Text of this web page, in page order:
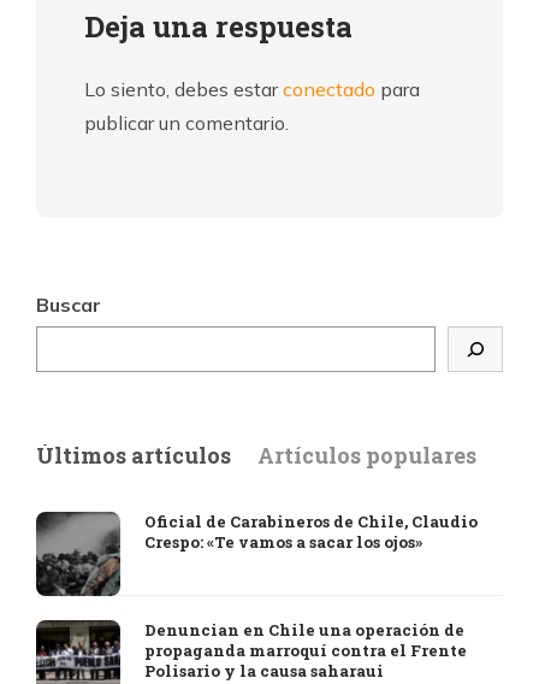
Deja una respuesta
Lo siento, debes estarconectado para
publicar un comentario.
Buscar
Últimos artículos Artículos populares
Oficial de Carabineros de Chile, Claudio
Crespo: «Te vamos a sacar los ojos»
Denuncian en Chile una operación de
propaganda marroquí contra el Frente
Polisario y la causa saharaui